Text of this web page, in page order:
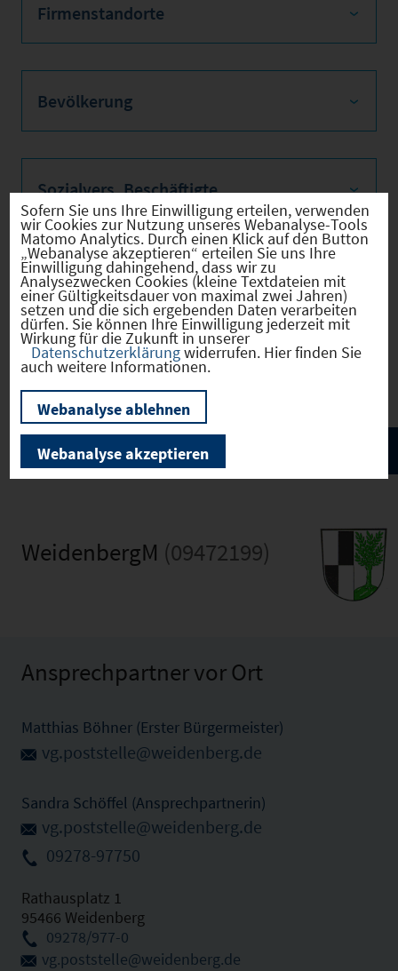
Firmenstandorte
Bevölkerung
Sozialvers. Beschäftigte
Verkehrsinfrastruktur
Kommunale Infrastruktur
WeidenbergM (09472199)
Ansprechpartner vor Ort
Matthias Böhner (Erster Bürgermeister)
vg.poststelle@weidenberg.de
Sandra Schöffel (Ansprechpartnerin)
vg.poststelle@weidenberg.de
09278-97750
Rathausplatz 1
95466 Weidenberg
09278/977-0
vg.poststelle@weidenberg.de
Sofern Sie uns Ihre Einwilligung erteilen, verwenden
wir Cookies zur Nutzung unseres Webanalyse-Tools
Matomo Analytics. Durch einen Klick auf den Button
„Webanalyse akzeptieren“ erteilen Sie uns Ihre
Einwilligung dahingehend, dass wir zu
Analysezwecken Cookies (kleine Textdateien mit
einer Gültigkeitsdauer von maximal zwei Jahren)
setzen und die sich ergebenden Daten verarbeiten
dürfen. Sie können Ihre Einwilligung jederzeit mit
Wirkung für die Zukunft in unserer
Datenschutzerklärungwiderrufen. Hier finden Sie
auch weitere Informationen.
Webanalyse ablehnen
Webanalyse akzeptieren